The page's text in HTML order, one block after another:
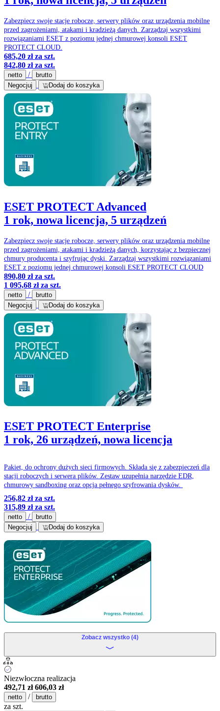
Zabezpiecz swoje stacje robocze, serwery plików oraz urządzenia mobilne
przed zagrożeniami, atakami i kradzieżą danych. Zarządzaj wszystkimi
rozwiązaniami ESET z poziomu jednej chmurowej konsoli ESET
PROTECT CLOUD.
685,20 złza szt.
842,80 złza szt.
netto /
brutto
Negocjuj
Dodaj do koszyka
ESET PROTECT Advanced
1 rok, nowa licencja, 5 urządzeń
Zabezpiecz swoje stacje robocze, serwery plików oraz urządzenia mobilne
przed zagrożeniami, atakami i kradzieżą danych, korzystając z bezpiecznej
chmury producenta i szyfrując dyski. Zarządzaj wszystkimi rozwiązaniami
ESET z poziomu jednej chmurowej konsoli ESET PROTECT CLOUD
890,80 złza szt.
1 095,68 złza szt.
netto /
brutto
Negocjuj
Dodaj do koszyka
ESET PROTECT Enterprise
1 rok, 26 urządzeń, nowa licencja
Pakiet, do ochrony dużych sieci firmowych. Składa się z zabezpieczeń dla
stacji roboczych i serwera plików. Zestaw uzupełnia narzędzie EDR,
chmurowy sandboxing oraz opcja pełnego szyfrowania dysków.
256,82 złza szt.
315,89 złza szt.
netto /
brutto
Negocjuj
Dodaj do koszyka
Zobacz wszystko (4)
Niezwłoczna realizacja
492,71 zł 606,03 zł
netto / brutto
za szt.